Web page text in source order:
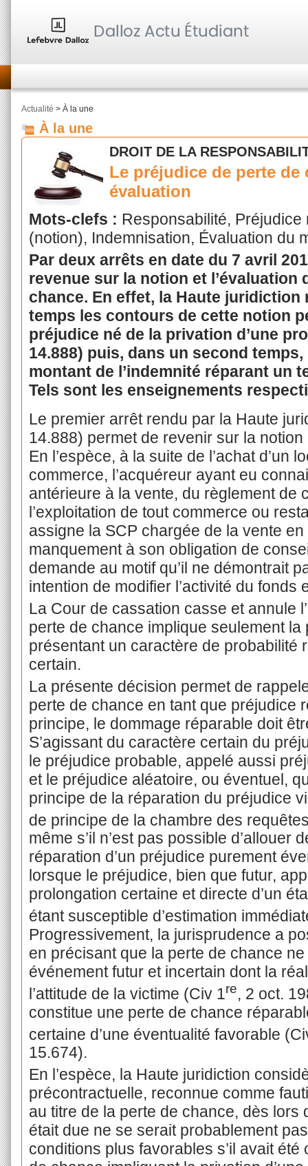
Actualité > À la une
À la une
DROIT DE LA
Le préjudice de perte
évaluation
Mots-clefs : Responsabilité,
(notion), Indemnisation, Évaluation du
Par deux arrêts en date du 7 avril
revenue sur la notion et l’évaluation
chance. En effet, la Haute juridiction
temps les contours de cette notion
préjudice né de la privation d’une
14.888) puis, dans un second
montant de l’indemnité réparant un
Tels sont les enseignements
Le premier arrêt rendu par la Haute
14.888) permet de revenir sur la
En l’espèce, à la suite de l’achat d’un
commerce, l’acquéreur ayant eu
antérieure à la vente, du règlement de
l’exploitation de tout commerce ou
assigne la SCP chargée de la vente en
manquement à son obligation de
demande au motif qu’il ne démontrait
intention de modifier l’activité du
La Cour de cassation casse et annule
perte de chance implique seulement la
présentant un caractère de probabilité
certain.
La présente décision permet de
perte de chance en tant que préjudice
principe, le dommage réparable doit
S’agissant du caractère certain du
le préjudice probable, appelé aussi
et le préjudice aléatoire, ou éventuel,
principe de la réparation du préjudice
de principe de la chambre des
même s’il n’est pas possible d’allouer
réparation d’un préjudice purement
lorsque le préjudice, bien que futur,
prolongation certaine et directe d’un
étant susceptible d’estimation
Progressivement, la jurisprudence a
en précisant que la perte de chance
événement futur et incertain dont la
l’attitude de la victime (Civ 1re, 2 oct.
constitue une perte de chance
certaine d’une éventualité favorable
15.674).
En l’espèce, la Haute juridiction
précontractuelle, reconnue comme
au titre de la perte de chance, dès lors
était due ne se serait probablement
conditions plus favorables s’il avait